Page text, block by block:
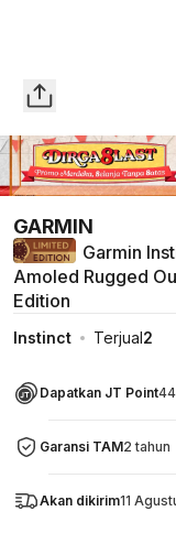
GARMIN
Garmin
Amoled Rugged
Edition
Instinct Terjual2
Dapatkan JT Point
Garansi TAM2 tahun
Akan dikirim11